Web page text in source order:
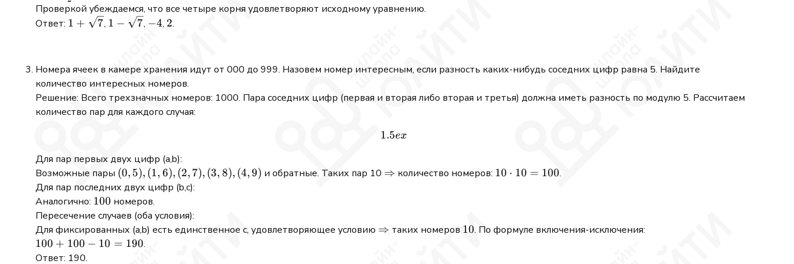
+ 1
- 8
= 0
4
+
\frac{-2
\pm 6}
x = 2
=
-4
Проверкой убеждаемся, что все четыре корня удовлетворяют исходному уравнению.
Ответ: 1 +
1 + 7, 1 -
1 − 7, -4
−4, 2
2.
Номера ячеек в камере хранения идут от 000 до 999. Назовем номер интересным, если разность каких-нибудь соседних цифр равна 5. Найдите
количество интересных номеров.
Решение: Всего трехзначных номеров: 1000. Пара соседних цифр (первая и вторая либо вторая и третья) должна иметь разность по модулю 5. Рассчитаем
количество пар для каждого случая:
1.5ex
1.5ex
Для пар первых двух цифр (a,b):
Возможные пары (0,5),
(1,6),
(2,7),
(3,8),
(4,9)
(0, 5), (1, 6), (2, 7), (3, 8), (4,9) и обратные. Таких пар 10 \Rightarrow
⇒ количество номеров: 10
10 ⋅ 10 = 100.
Для пар последних двух цифр (b,c):
Аналогично: 100
100 номеров.
Пересечение случаев (оба условия):
Для фиксированных (a,b) есть единственное c, удовлетворяющее условию \Rightarrow
⇒ таких номеров 10
10. По формуле включения-исключения:
100
+
100 + 100 − 10 = 190.
Ответ: 190.